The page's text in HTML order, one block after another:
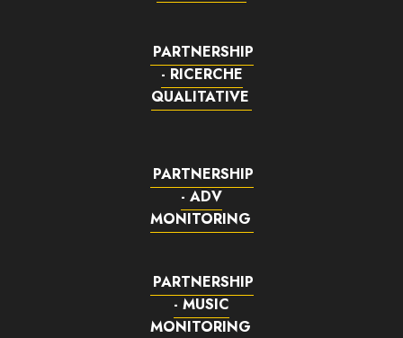
PARTNERSHIP
- RICERCHE
QUALITATIVE
PARTNERSHIP
- ADV
MONITORING
PARTNERSHIP
- MUSIC
MONITORING